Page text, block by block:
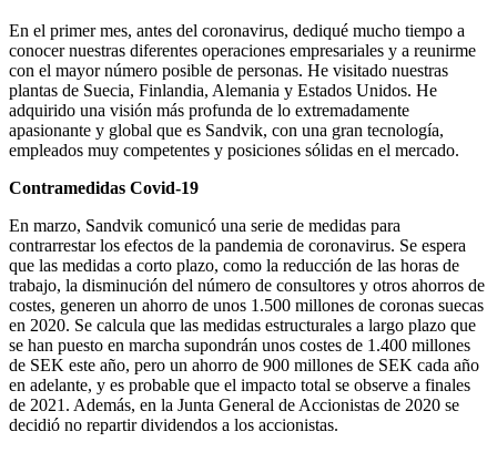
En el primer mes, antes del coronavirus, dediqué mucho tiempo a
conocer nuestras diferentes operaciones empresariales y a reunirme
con el mayor número posible de personas. He visitado nuestras
plantas de Suecia, Finlandia, Alemania y Estados Unidos. He
adquirido una visión más profunda de lo extremadamente
apasionante y global que es Sandvik, con una gran tecnología,
empleados muy competentes y posiciones sólidas en el mercado.
Contramedidas Covid-19
En marzo, Sandvik comunicó una serie de medidas para
contrarrestar los efectos de la pandemia de coronavirus. Se espera
que las medidas a corto plazo, como la reducción de las horas de
trabajo, la disminución del número de consultores y otros ahorros de
costes, generen un ahorro de unos 1.500 millones de coronas suecas
en 2020. Se calcula que las medidas estructurales a largo plazo que
se han puesto en marcha supondrán unos costes de 1.400 millones
de SEK este año, pero un ahorro de 900 millones de SEK cada año
en adelante, y es probable que el impacto total se observe a finales
de 2021. Además, en la Junta General de Accionistas de 2020 se
decidió no repartir dividendos a los accionistas.